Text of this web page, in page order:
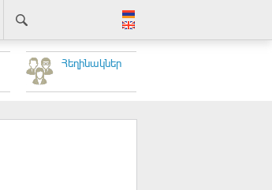
Հեղինակներ